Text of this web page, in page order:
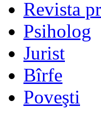
Revista
Psiholog
Jurist
Bîrfe
Poveşti